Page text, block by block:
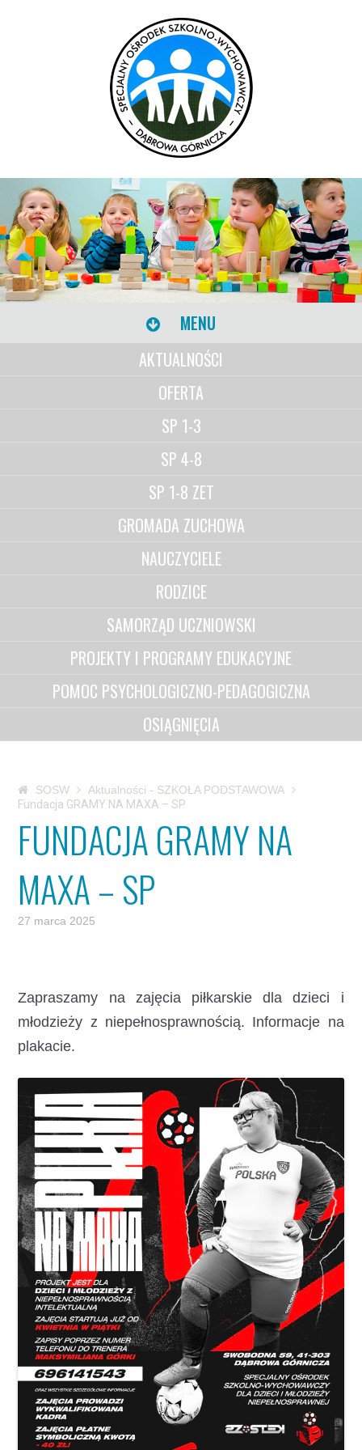
MENU
AKTUALNOŚCI
OFERTA
SP 1-3
SP 4-8
SP 1-8 ZET
GROMADA ZUCHOWA
NAUCZYCIELE
RODZICE
SAMORZĄD UCZNIOWSKI
PROJEKTY I PROGRAMY EDUKACYJNE
POMOC PSYCHOLOGICZNO-PEDAGOGICZNA
OSIĄGNIĘCIA
SOSW
Aktualności - SZKOŁA PODSTAWOWA
Fundacja GRAMY NA MAXA – SP
FUNDACJA GRAMY NA
MAXA – SP
27 marca 2025
Zapraszamy na zajęcia piłkarskie dla dzieci i
młodzieży z niepełnosprawnością. Informacje na
plakacie.